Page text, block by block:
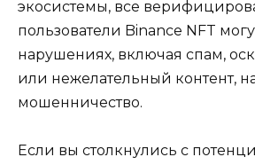
экосистемы, все
пользователи Binance NFT
нарушениях, включая спам,
или нежелательный контент,
мошенничество.
Если вы столкнулись с